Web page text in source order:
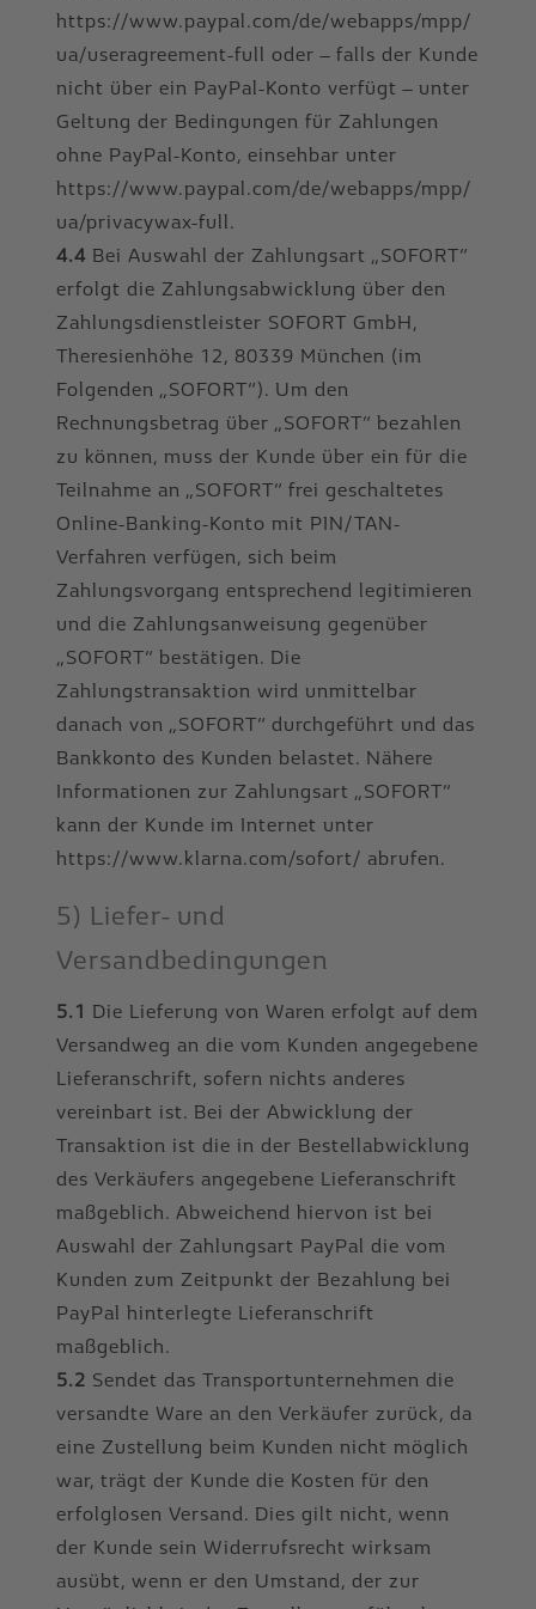
https://www.paypal.com/de/webapps/mpp/
ua/useragreement-full oder – falls der Kunde
nicht über ein PayPal-Konto verfügt – unter
Geltung der Bedingungen für Zahlungen
ohne PayPal-Konto, einsehbar unter
https://www.paypal.com/de/webapps/mpp/
ua/privacywax-full.
4.4 Bei Auswahl der Zahlungsart „SOFORT“
erfolgt die Zahlungsabwicklung über den
Zahlungsdienstleister SOFORT GmbH,
Theresienhöhe 12, 80339 München (im
Folgenden „SOFORT“). Um den
Rechnungsbetrag über „SOFORT“ bezahlen
zu können, muss der Kunde über ein für die
Teilnahme an „SOFORT“ frei geschaltetes
Online-Banking-Konto mit PIN/TAN-
Verfahren verfügen, sich beim
Zahlungsvorgang entsprechend legitimieren
und die Zahlungsanweisung gegenüber
„SOFORT“ bestätigen. Die
Zahlungstransaktion wird unmittelbar
danach von „SOFORT“ durchgeführt und das
Bankkonto des Kunden belastet. Nähere
Informationen zur Zahlungsart „SOFORT“
kann der Kunde im Internet unter
https://www.klarna.com/sofort/ abrufen.
5) Liefer- und
Versandbedingungen
5.1 Die Lieferung von Waren erfolgt auf dem
Versandweg an die vom Kunden angegebene
Lieferanschrift, sofern nichts anderes
vereinbart ist. Bei der Abwicklung der
Transaktion ist die in der Bestellabwicklung
des Verkäufers angegebene Lieferanschrift
maßgeblich. Abweichend hiervon ist bei
Auswahl der Zahlungsart PayPal die vom
Kunden zum Zeitpunkt der Bezahlung bei
PayPal hinterlegte Lieferanschrift
maßgeblich.
5.2 Sendet das Transportunternehmen die
versandte Ware an den Verkäufer zurück, da
eine Zustellung beim Kunden nicht möglich
war, trägt der Kunde die Kosten für den
erfolglosen Versand. Dies gilt nicht, wenn
der Kunde sein Widerrufsrecht wirksam
ausübt, wenn er den Umstand, der zur